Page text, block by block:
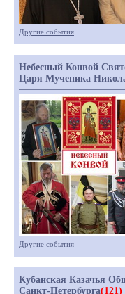
Другие события
Небесный Конвой
Царя Мученика
Другие события
Кубанская Казачья
Санкт-Петербурга(121)